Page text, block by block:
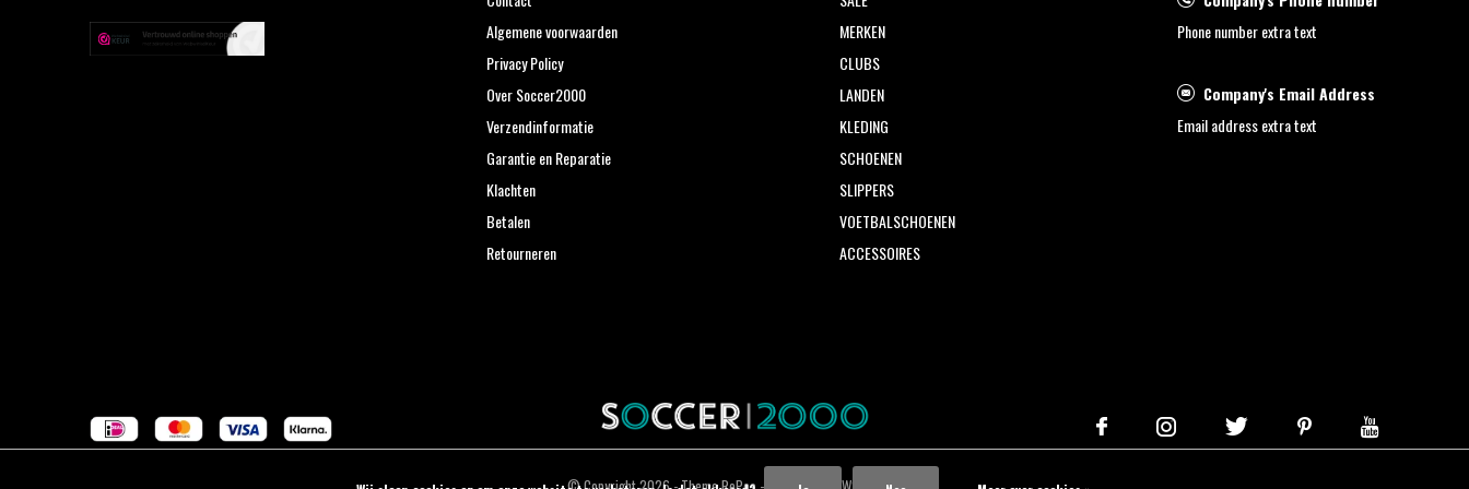
Algemene voorwaarden
Privacy Policy
Over Soccer2000
Verzendinformatie
Garantie en Reparatie
Klachten
Betalen
Retourneren
MERKEN
CLUBS
LANDEN
KLEDING
SCHOENEN
SLIPPERS
VOETBALSCHOENEN
ACCESSOIRES
Phone number extra text
Company's Email Address
Email address extra text